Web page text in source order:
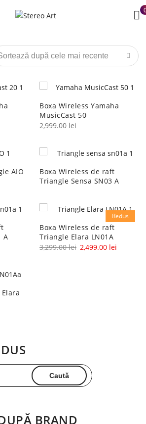
Boxa Wireless Yamaha
MusicCast 50
2,999.00 lei
AIO
Boxa Wireless de raft
Triangle Sensa SN03 A
A
Redus
Boxa Wireless de raft
Triangle Elara LN01A
3,299.00lei Prețul
2,499.00 lei
Caută
după:
Caută
BRAND